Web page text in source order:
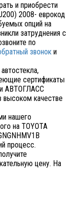
и приобрести
2008- еврокод
опций на
затруднения с
по
звонок и
сертификаты
АВТОГЛАСС
качестве
нашего
на TOYOTA
процесс.
цену. На